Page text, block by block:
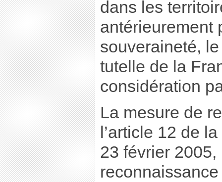
dans les
antérieurement
souveraineté,
tutelle de la
considération
La mesure de
l’article 12 de
23 février 2005,